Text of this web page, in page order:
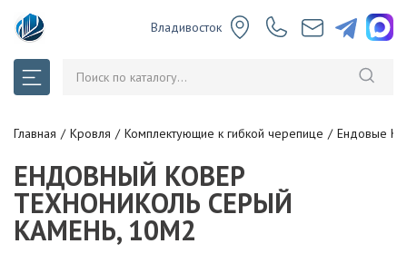
Владивосток
Главная Кровля Комплектующие к гибкой черепице Ендовые
ЕНДОВНЫЙ КОВЕР
ТЕХНОНИКОЛЬ СЕРЫЙ
КАМЕНЬ, 10М2